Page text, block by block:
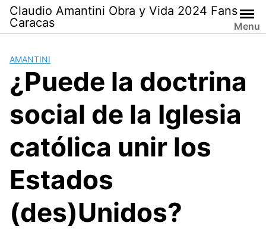
Saltar
contenido
Claudio Amantini Obra y Vida 2024 Fans
Caracas
Menu
AMANTINI
¿Puede la doctrina
social de la Iglesia
católica unir los
Estados
(des)Unidos?